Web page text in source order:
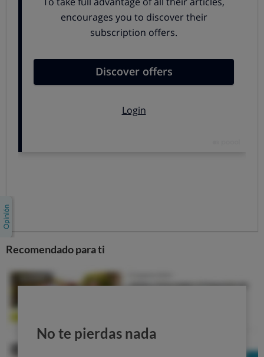
Salsa boloñesa
Una de las salsas más conocidas, y también de las más
hacerla en casa, pero si no tienes tiempo o ganas, las
salsas preparadas pueden ser una solución:
aditivos, el valor nutricional, la calidad de la carne, la
comparador de salsa boloñesa.
Recomendado para ti
No te pierdas nada